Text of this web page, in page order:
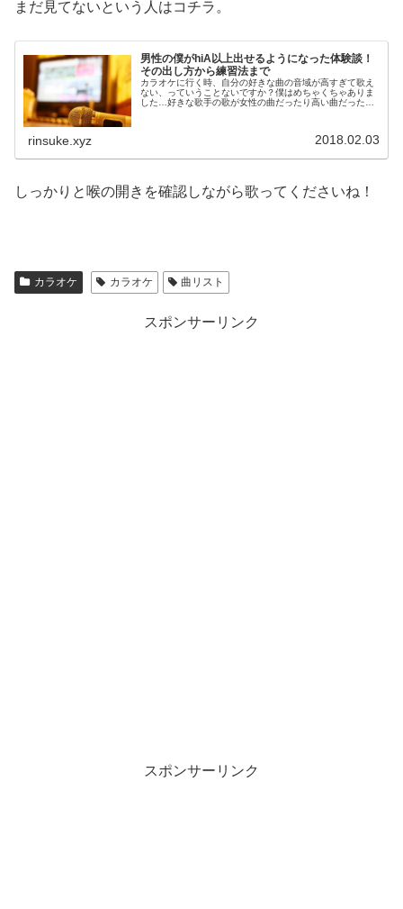
まだ見てないという人はコチラ。
男性の僕がhiA以上出せるようになった体験談！
その出し方から練習法まで
カラオケに行く時、自分の好きな曲の音域が高すぎて歌え
ない、っていうことないですか？僕はめちゃくちゃありま
した…好きな歌手の歌が女性の曲だったり高い曲だったり
rinsuke.xyz 2018.02.03
しっかりと喉の開きを確認しながら歌ってくださいね！
カラオケ カラオケ 曲リスト
スポンサーリンク
スポンサーリンク